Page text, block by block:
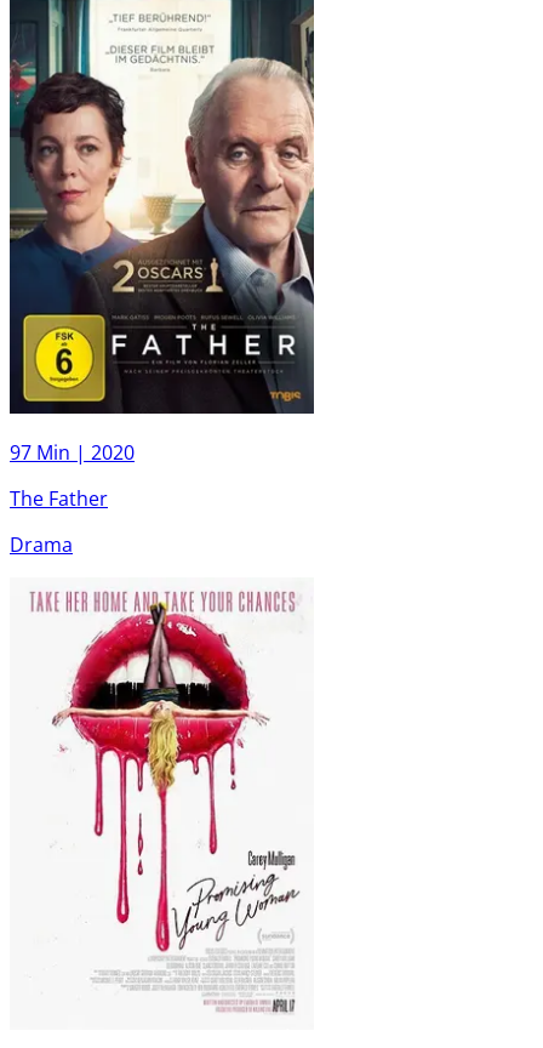
97 Min | 2020
The Father
Drama